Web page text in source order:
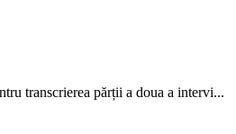
transcrierea părții a doua a intervi...